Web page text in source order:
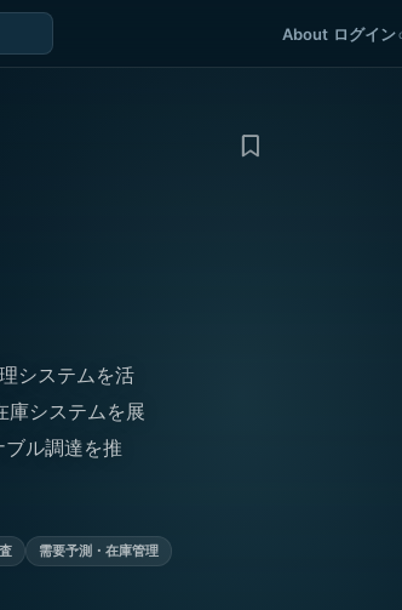
About ログイン
システムを活
庫システムを展
ル調達を推
需要予測・在庫管理